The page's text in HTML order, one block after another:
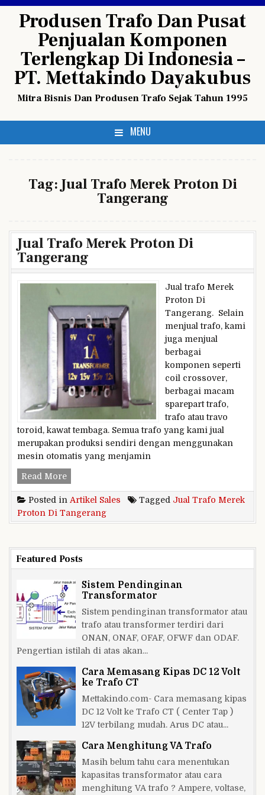
Produsen Trafo Dan Pusat
Penjualan Komponen
Terlengkap Di Indonesia –
PT. Mettakindo Dayakubus
Mitra Bisnis Dan Produsen Trafo Sejak Tahun 1995
MENU
Tag:Jual Trafo Merek Proton Di
Tangerang
Jual Trafo Merek Proton Di
Tangerang
Jual trafo Merek
Proton Di
Tangerang. Selain
menjual trafo, kami
juga menjual
berbagai
komponen seperti
coil crossover,
berbagai macam
sparepart trafo,
trafo atau travo
toroid, kawat tembaga. Semua trafo yang kami jual
merupakan produksi sendiri dengan menggunakan
mesin otomatis yang menjamin
Read MoreJual
Merek
Proton
Posted in Artikel Sales Tagged Jual Trafo Merek
Proton Di Tangerang
Featured Posts
Sistem Pendinginan
Transformator
Sistem pendinginan transformator atau
trafo atau transformer terdiri dari
ONAN, ONAF, OFAF, OFWF dan ODAF.
Pengertian istilah di atas akan...
Cara Memasang Kipas DC 12 Volt
ke Trafo CT
Mettakindo.com- Cara memasang kipas
DC 12 Volt ke Trafo CT ( Center Tap )
12V terbilang mudah. Arus DC atau...
Cara Menghitung VA Trafo
Masih belum tahu cara menentukan
kapasitas transformator atau cara
menghitung VA trafo ? Ampere, voltase,